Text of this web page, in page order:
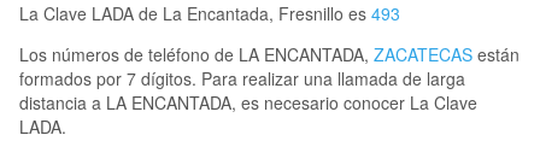
La Clave LADA de La Encantada, Fresnillo es 493
Los números de teléfono de LA ENCANTADA, ZACATECAS están
formados por 7 dígitos. Para realizar una llamada de larga
distancia a LA ENCANTADA, es necesario conocer La Clave
LADA.